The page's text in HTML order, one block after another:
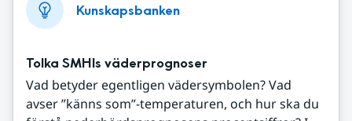
Kunskapsbanken
Tolka SMHIs väderprognoser
Vad betyder egentligen vädersymbolen? Vad
avser ”känns som”-temperaturen, och hur ska du